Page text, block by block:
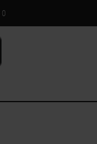
0